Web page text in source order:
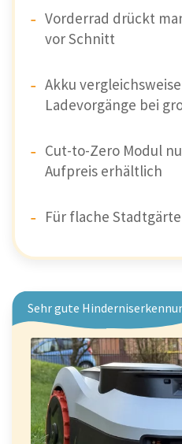
Vorderrad drückt
vor Schnitt
Akku
Ladevorgänge bei
Cut-to-Zero Modul
Aufpreis erhältlich
Für flache
Sehr gute